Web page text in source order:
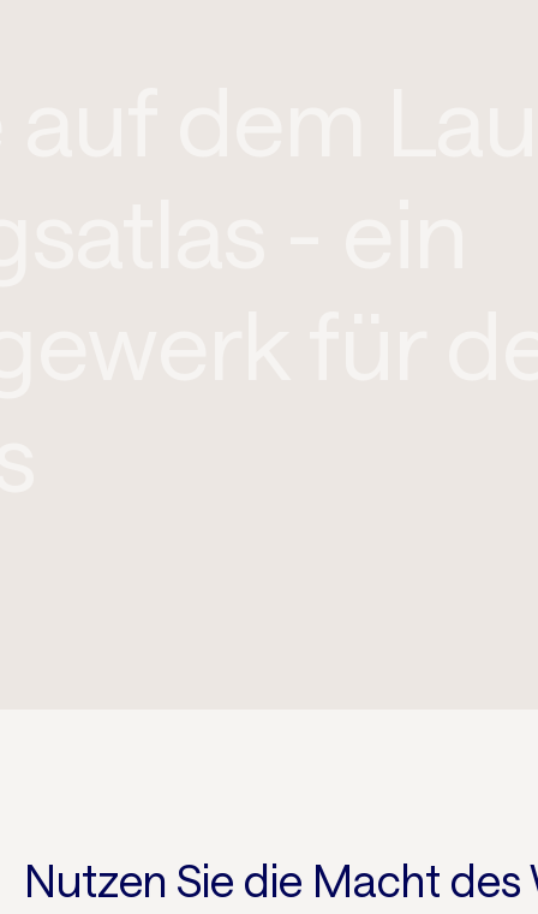
Nutzen Sie die Macht des